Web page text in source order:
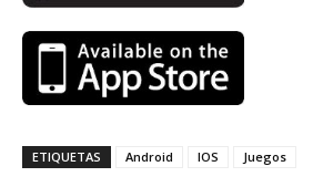
ETIQUETAS Android IOS Juegos